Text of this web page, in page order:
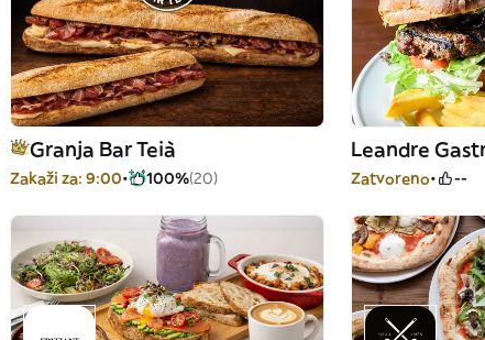
Granja Bar Teià
Zakaži za: 9:00 100%(20)
Leandre
Zatvoreno --